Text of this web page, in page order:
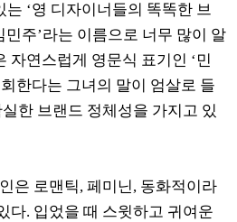
‘영 디자이너들의 똑똑한 브
민주’라는 이름으로 너무 많이 알
자연스럽게 영문식 표기인 ‘민
한다는 그녀의 말이 엄살로 들
한 브랜드 정체성을 가지고 있
은 로맨틱, 페미닌, 동화적이라
다. 입었을 때 스윗하고 귀여운